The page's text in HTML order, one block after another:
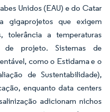
Unidos (EAU) e do Catar
gigaprojetos que exigem
tolerância a temperaturas
projeto. Sistemas de
como o Estidama e o
de Sustentabilidade),
enquanto data centers
adicionam nichos